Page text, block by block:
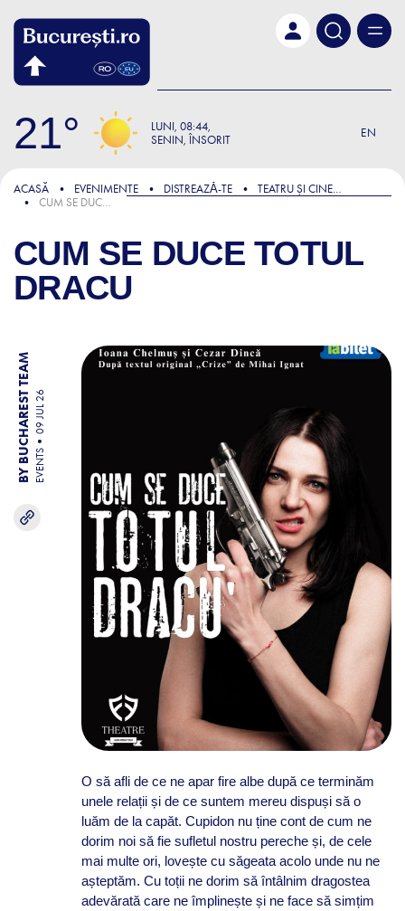
21 LUNI 08:44
SENIN, ÎNSORIT
EN
ACASĂ EVENIMENTE DISTREAZǍ-TE
TEATRU ȘI CINEMA
CUM SE DUCE TOTUL DRACU
CUM SE DUCE TOTUL
DRACU
BY BUCHAREST TEAM EVENTS
09 JUL 26
O să afli de ce ne apar fire albe după ce terminăm
unele relații și de ce suntem mereu dispuși să o
luăm de la capăt. Cupidon nu ține cont de cum ne
dorim noi să fie sufletul nostru pereche și, de cele
mai multe ori, lovește cu săgeata acolo unde nu ne
așteptăm. Cu toții ne dorim să întâlnim dragostea
adevărată care ne împlinește și ne face să simțim